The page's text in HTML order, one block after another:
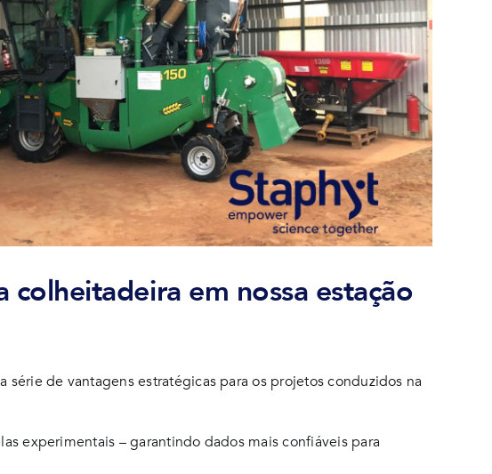
colheitadeira em nossa estação
série de vantagens estratégicas para os projetos conduzidos na
experimentais – garantindo dados mais confiáveis para